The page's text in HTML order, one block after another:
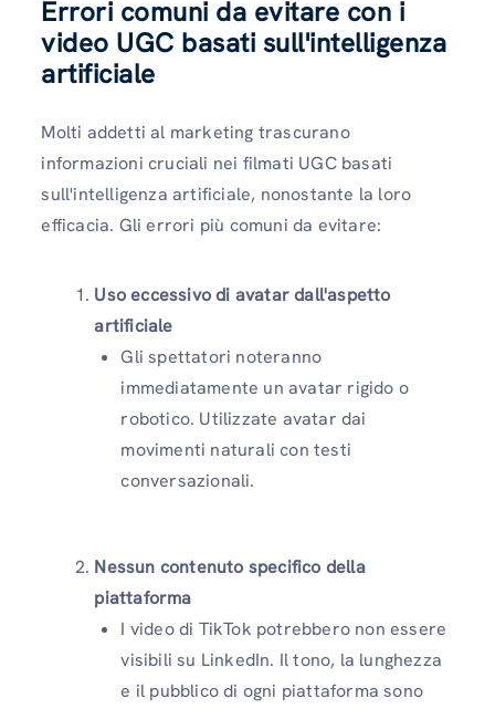
Errori comuni da evitare con i
video UGC basati sull'intelligenza
artificiale
Molti addetti al marketing trascurano
informazioni cruciali nei filmati UGC basati
sull'intelligenza artificiale, nonostante la loro
efficacia. Gli errori più comuni da evitare:
Uso eccessivo di avatar dall'aspetto
artificiale
Gli spettatori noteranno
immediatamente un avatar rigido o
robotico. Utilizzate avatar dai
movimenti naturali con testi
conversazionali.
Nessun contenuto specifico della
piattaforma
I video di TikTok potrebbero non essere
visibili su LinkedIn. Il tono, la lunghezza
e il pubblico di ogni piattaforma sono